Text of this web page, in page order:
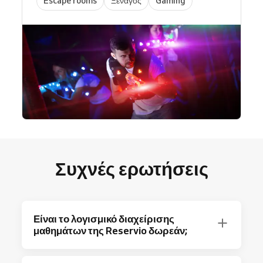
Συχνές ερωτήσεις
Είναι το λογισμικό διαχείρισης
μαθημάτων της Reservio δωρεάν;